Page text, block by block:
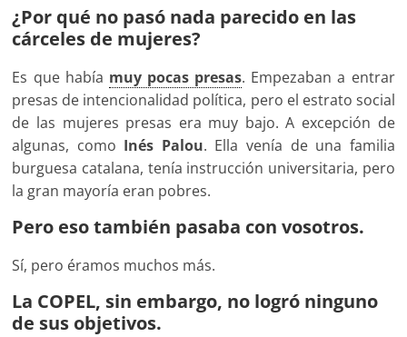
¿Por qué no pasó nada parecido en las
cárceles de mujeres?
Es que había muy pocas presas. Empezaban a entrar
presas de intencionalidad política, pero el estrato social
de las mujeres presas era muy bajo. A excepción de
algunas, como Inés Palou. Ella venía de una familia
burguesa catalana, tenía instrucción universitaria, pero
la gran mayoría eran pobres.
Pero eso también pasaba con vosotros.
Sí, pero éramos muchos más.
La COPEL, sin embargo, no logró ninguno
de sus objetivos.